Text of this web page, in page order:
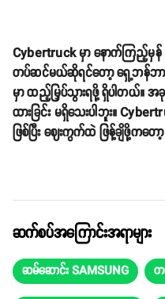
Cybertruck မှာ နောက်ကြည့်မှ
တပ်ဆင်မယ်ဆိုရင်တော့ ရှေ့ဘန်ဘာ
မှာ ထည့်မြှပ်သွားရဖို့ ရှိပါတယ်။
ထားခြင်း မရှိသေးပါဘူး။
ဖြစ်ပြီး ဈေးကွက်ထဲ ဖြန့်ချိဖို့ကတ
ဆက်စပ်အကြောင်းအရာများ
ဆမ်ဆောင်း SAMSUNG တ